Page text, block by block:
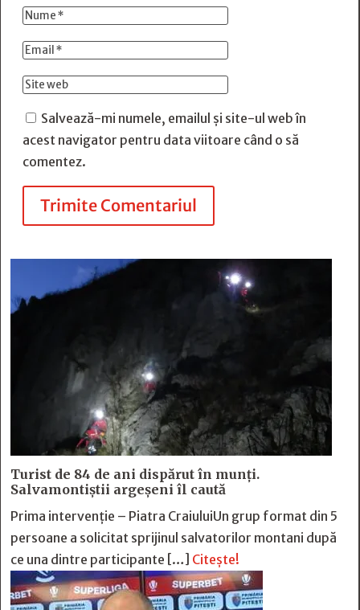
Salvează-mi numele, emailul și site-ul web în
acest navigator pentru data viitoare când o să
comentez.
Trimite Comentariul
Turist de 84 de ani dispărut în munți.
Salvamontiștii argeșeni îl caută
Prima intervenție – Piatra CraiuluiUn grup format din 5
persoane a solicitat sprijinul salvatorilor montani după
ce una dintre participante […] Citește!